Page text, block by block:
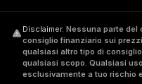
Disclaimer. Nessuna parte del
consiglio finanziario sui
qualsiasi altro tipo di
qualsiasi scopo. Qualsiasi
esclusivamente a tuo rischio